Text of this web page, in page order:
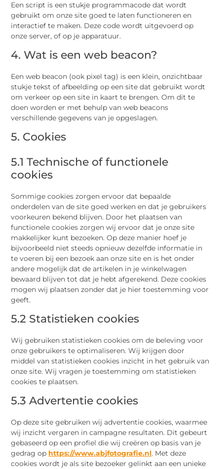
Een script is een stukje programmacode dat wordt
gebruikt om onze site goed te laten functioneren en
interactief te maken. Deze code wordt uitgevoerd op
onze server, of op je apparatuur.
4. Wat is een web beacon?
Een web beacon (ook pixel tag) is een klein, onzichtbaar
stukje tekst of afbeelding op een site dat gebruikt wordt
om verkeer op een site in kaart te brengen. Om dit te
doen worden er met behulp van web beacons
verschillende gegevens van je opgeslagen.
5. Cookies
5.1 Technische of functionele
cookies
Sommige cookies zorgen ervoor dat bepaalde
onderdelen van de site goed werken en dat je gebruikers
voorkeuren bekend blijven. Door het plaatsen van
functionele cookies zorgen wij ervoor dat je onze site
makkelijker kunt bezoeken. Op deze manier hoef je
bijvoorbeeld niet steeds opnieuw dezelfde informatie in
te voeren bij een bezoek aan onze site en is het onder
andere mogelijk dat de artikelen in je winkelwagen
bewaard blijven tot dat je hebt afgerekend. Deze cookies
mogen wij plaatsen zonder dat je hier toestemming voor
geeft.
5.2 Statistieken cookies
Wij gebruiken statistieken cookies om de beleving voor
onze gebruikers te optimaliseren. Wij krijgen door
middel van statistieken cookies inzicht in het gebruik van
onze site. Wij vragen je toestemming om statistieken
cookies te plaatsen.
5.3 Advertentie cookies
Op deze site gebruiken wij advertentie cookies, waarmee
wij inzicht vergaren in campagne resultaten. Dit gebeurt
gebaseerd op een profiel die wij creëren op basis van je
gedrag op https://www.abjfotografie.nl. Met deze
cookies wordt je als site bezoeker gelinkt aan een unieke